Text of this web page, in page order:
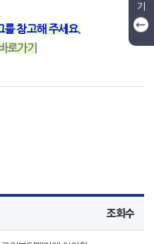
참고해 주세요.
로가기
조회수
기